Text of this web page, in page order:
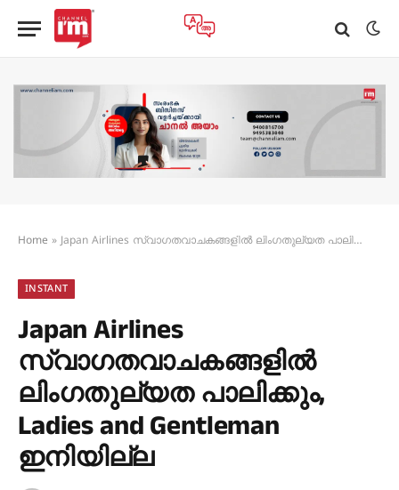
Home » Japan Airlines സ്വാഗതവാചകങ്ങളിൽ ലിംഗതുല്യത പാലിക്കും, Ladies and Gentleman ഇനിയില്ല
INSTANT
Japan Airlines
സ്വാഗതവാചകങ്ങളിൽ
ലിംഗതുല്യത പാലിക്കും,
Ladies and Gentleman
ഇനിയില്ല